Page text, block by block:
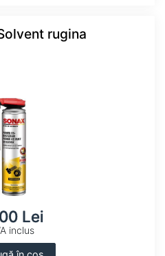
rugina
Lei
inclus